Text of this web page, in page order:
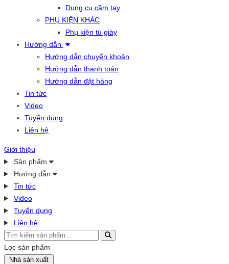
Dụng cụ cầm tay
PHỤ KIỆN KHÁC
Phụ kiện tủ giày
Hướng dẫn
Hướng dẫn chuyển khoản
Hướng dẫn thanh toán
Hướng dẫn đặt hàng
Tin tức
Video
Tuyển dụng
Liên hệ
Giới thiệu
Sản phẩm
Hướng dẫn
Tin tức
Video
Tuyển dụng
Liên hệ
Lọc sản phẩm
Nhà sản xuất